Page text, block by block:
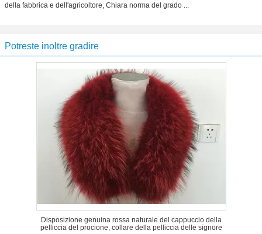
della fabbrica e dell'agricoltore, Chiara norma del grado ...
Potreste inoltre gradire
Disposizione genuina rossa naturale del cappuccio della
pelliccia del procione, collare della pelliccia delle signore